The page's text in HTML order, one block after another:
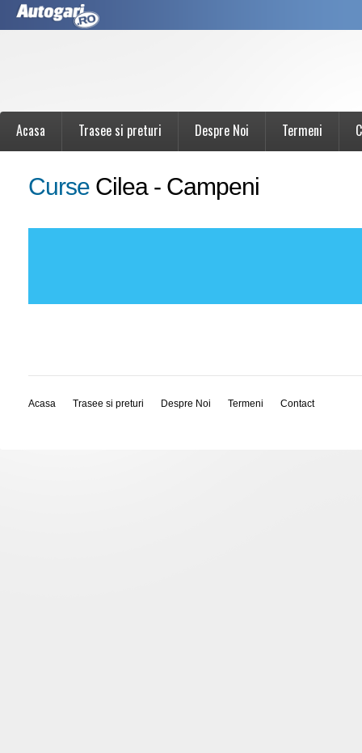
Acasa Trasee si preturi Despre Noi Termeni
Curse Cilea - Campeni
Acasa Trasee si preturi Despre Noi Termeni Contact